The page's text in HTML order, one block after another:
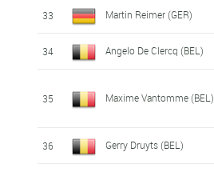
33 Martin Reimer (GER)
34 Angelo De Clercq (BEL)
35 Maxime Vantomme (BEL)
36 Gerry Druyts (BEL)